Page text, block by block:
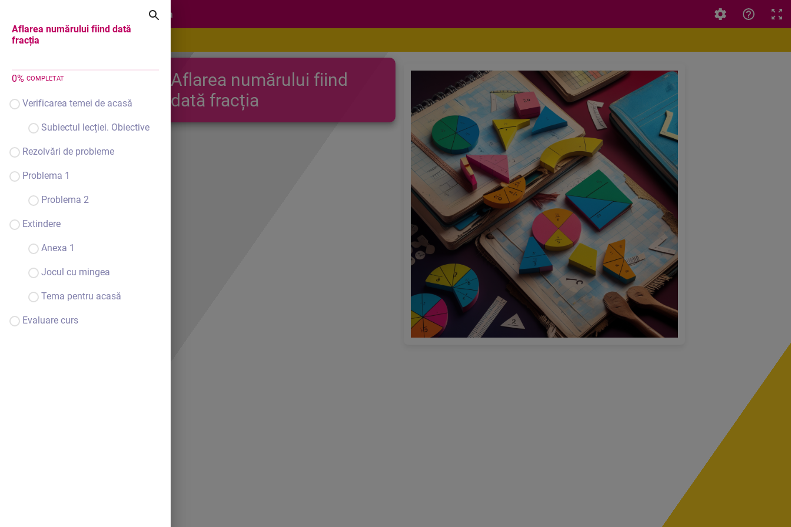
Aflarea numărului fiind dată
fracția
0% COMPLETAT
Verificarea temei de acasă
Subiectul lecției. Obiective
Rezolvări de probleme
Problema 1
Problema 2
Extindere
Anexa 1
Jocul cu mingea
Tema pentru acasă
Evaluare curs
Aflarea numărului fiind dată fracția
Aflarea numărului fiind
dată fracția